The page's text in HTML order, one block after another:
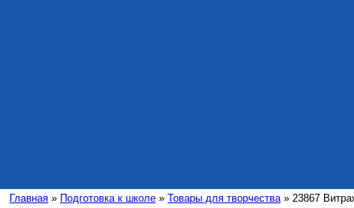
Главная » Подготовка к школе » Товары для творчества» 23867